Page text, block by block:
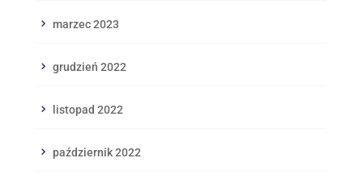
marzec 2023
grudzień 2022
listopad 2022
październik 2022